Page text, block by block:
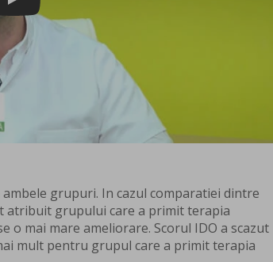
ambele grupuri. In cazul comparatiei dintre
atribuit grupului care a primit terapia
o mai mare ameliorare. Scorul IDO a scazut
mult pentru grupul care a primit terapia